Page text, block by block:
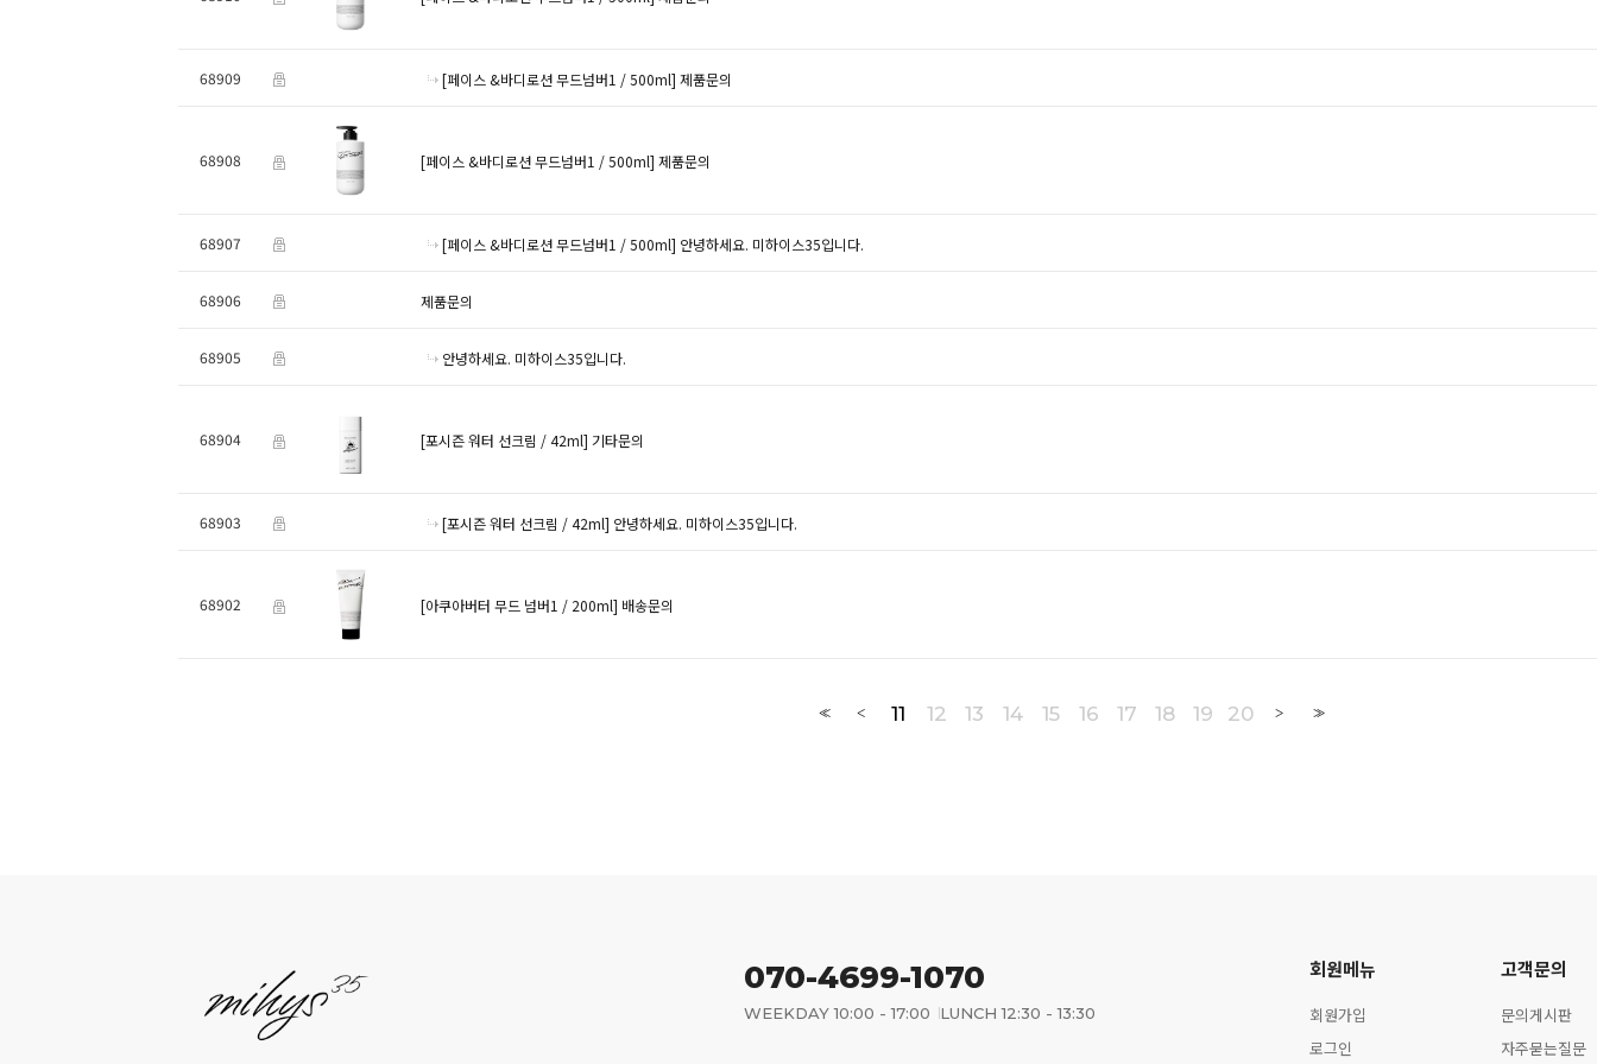
68909 [페이스 &바디로션 무드넘버1 / 500ml] 제품문의
68908 [페이스 &바디로션 무드넘버1 / 500ml] 제품문의
68907 [페이스 &바디로션 무드넘버1 / 500ml] 안녕하세요. 미하이스35입니다.
68906 제품문의
68905 안녕하세요. 미하이스35입니다.
68904 [포시즌 워터 선크림 / 42ml] 기타문의
68903 [포시즌 워터 선크림 / 42ml] 안녕하세요. 미하이스35입니다.
68902 [아쿠아버터 무드 넘버1 / 200ml] 배송문의
<< < 11 12 13 14 15 16 17 18 19 20 > >>
070-4699-1070
WEEKDAY 10:00 - 17:00 LUNCH 12:30 - 13:30
회원메뉴
회원가입
로그인
고객문의
문의게시판
자주묻는질문